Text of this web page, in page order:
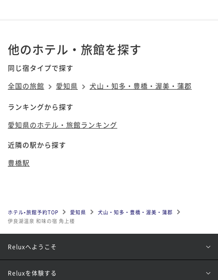
他のホテル・旅館を探す
同じ宿タイプで探す
全国の旅館
愛知県 犬山・知多・豊橋・渥美・蒲郡
ランキングから探す
愛知県のホテル・旅館ランキング
近隣の駅から探す
豊橋駅
ホテル•旅館予約TOP 愛知県
犬山・知多・豊橋・渥美・蒲郡
伊良湖温泉 和味の宿 角上楼
Reluxへようこそ
Reluxを体験する